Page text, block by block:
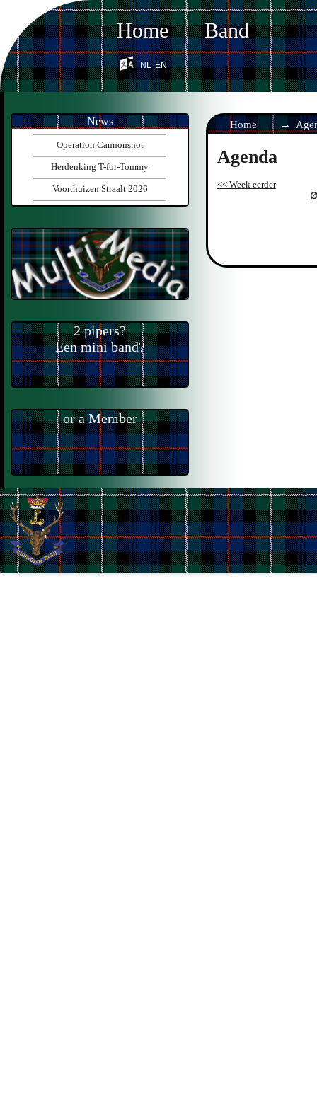
Home Band
nl en
Home
Agenda
<< Week eerder
News
Operation Cannonshot
Herdenking T-for-Tommy
Voorthuizen Straalt 2026
2 pipers?
Een mini band?
or a Member